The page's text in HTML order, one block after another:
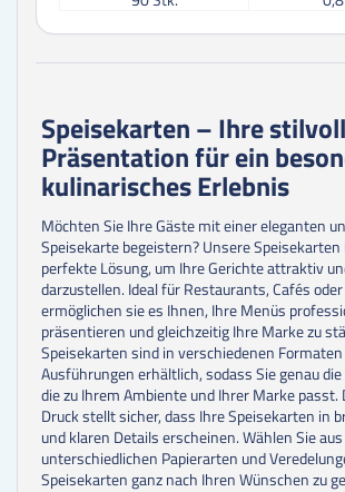
150Stk.
225Stk.
250Stk.
300Stk.
350Stk.
400Stk.
450Stk.
500 Stk.
Speisekarten – Ihre
Präsentation für ein
kulinarisches Erlebnis
Möchten Sie Ihre Gäste mit einer eleganten
Speisekarte begeistern? Unsere
perfekte Lösung, um Ihre Gerichte attraktiv
darzustellen. Ideal für Restaurants, Cafés
ermöglichen sie es Ihnen, Ihre Menüs
präsentieren und gleichzeitig Ihre Marke zu
Speisekarten sind in verschiedenen
Ausführungen erhältlich, sodass Sie genau
die zu Ihrem Ambiente und Ihrer Marke
Druck stellt sicher, dass Ihre Speisekarten in
und klaren Details erscheinen. Wählen Sie aus
unterschiedlichen Papierarten und
Speisekarten ganz nach Ihren Wünschen zu